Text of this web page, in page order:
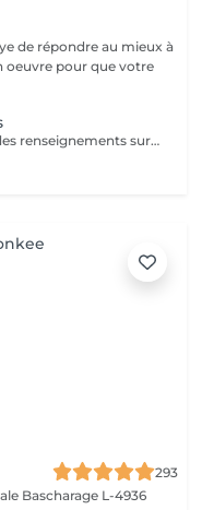
de répondre au mieux à
Ce service vous permet de prendre des renseignements sur une pose d'extension de cheveux ( devis,quantité de mèches,temps à prévoir) Le prix de ce service vous sera déduit si vous décidez de réaliser votre pose d'extensions.
293
Bascharage L-4936